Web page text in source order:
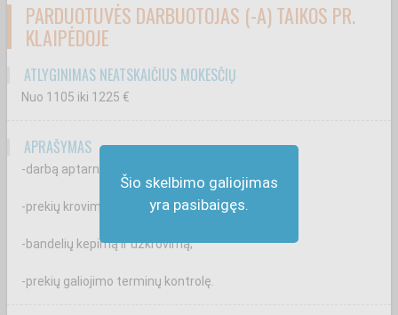
Šio skelbimo galiojimas
yra pasibaigęs.
PARDUOTUVĖS DARBUOTOJAS (-A) TAIKOS PR.
KLAIPĖDOJE
ATLYGINIMAS NEATSKAIČIUS MOKESČIŲ
Nuo 1105 iki 1225 €
APRAŠYMAS
-darbą aptarnaujant klientus kasoje;
-prekių krovimą ir priežiūrą prekybos salėje;
-bandelių kepimą ir užkrovimą;
-prekių galiojimo terminų kontrolę.